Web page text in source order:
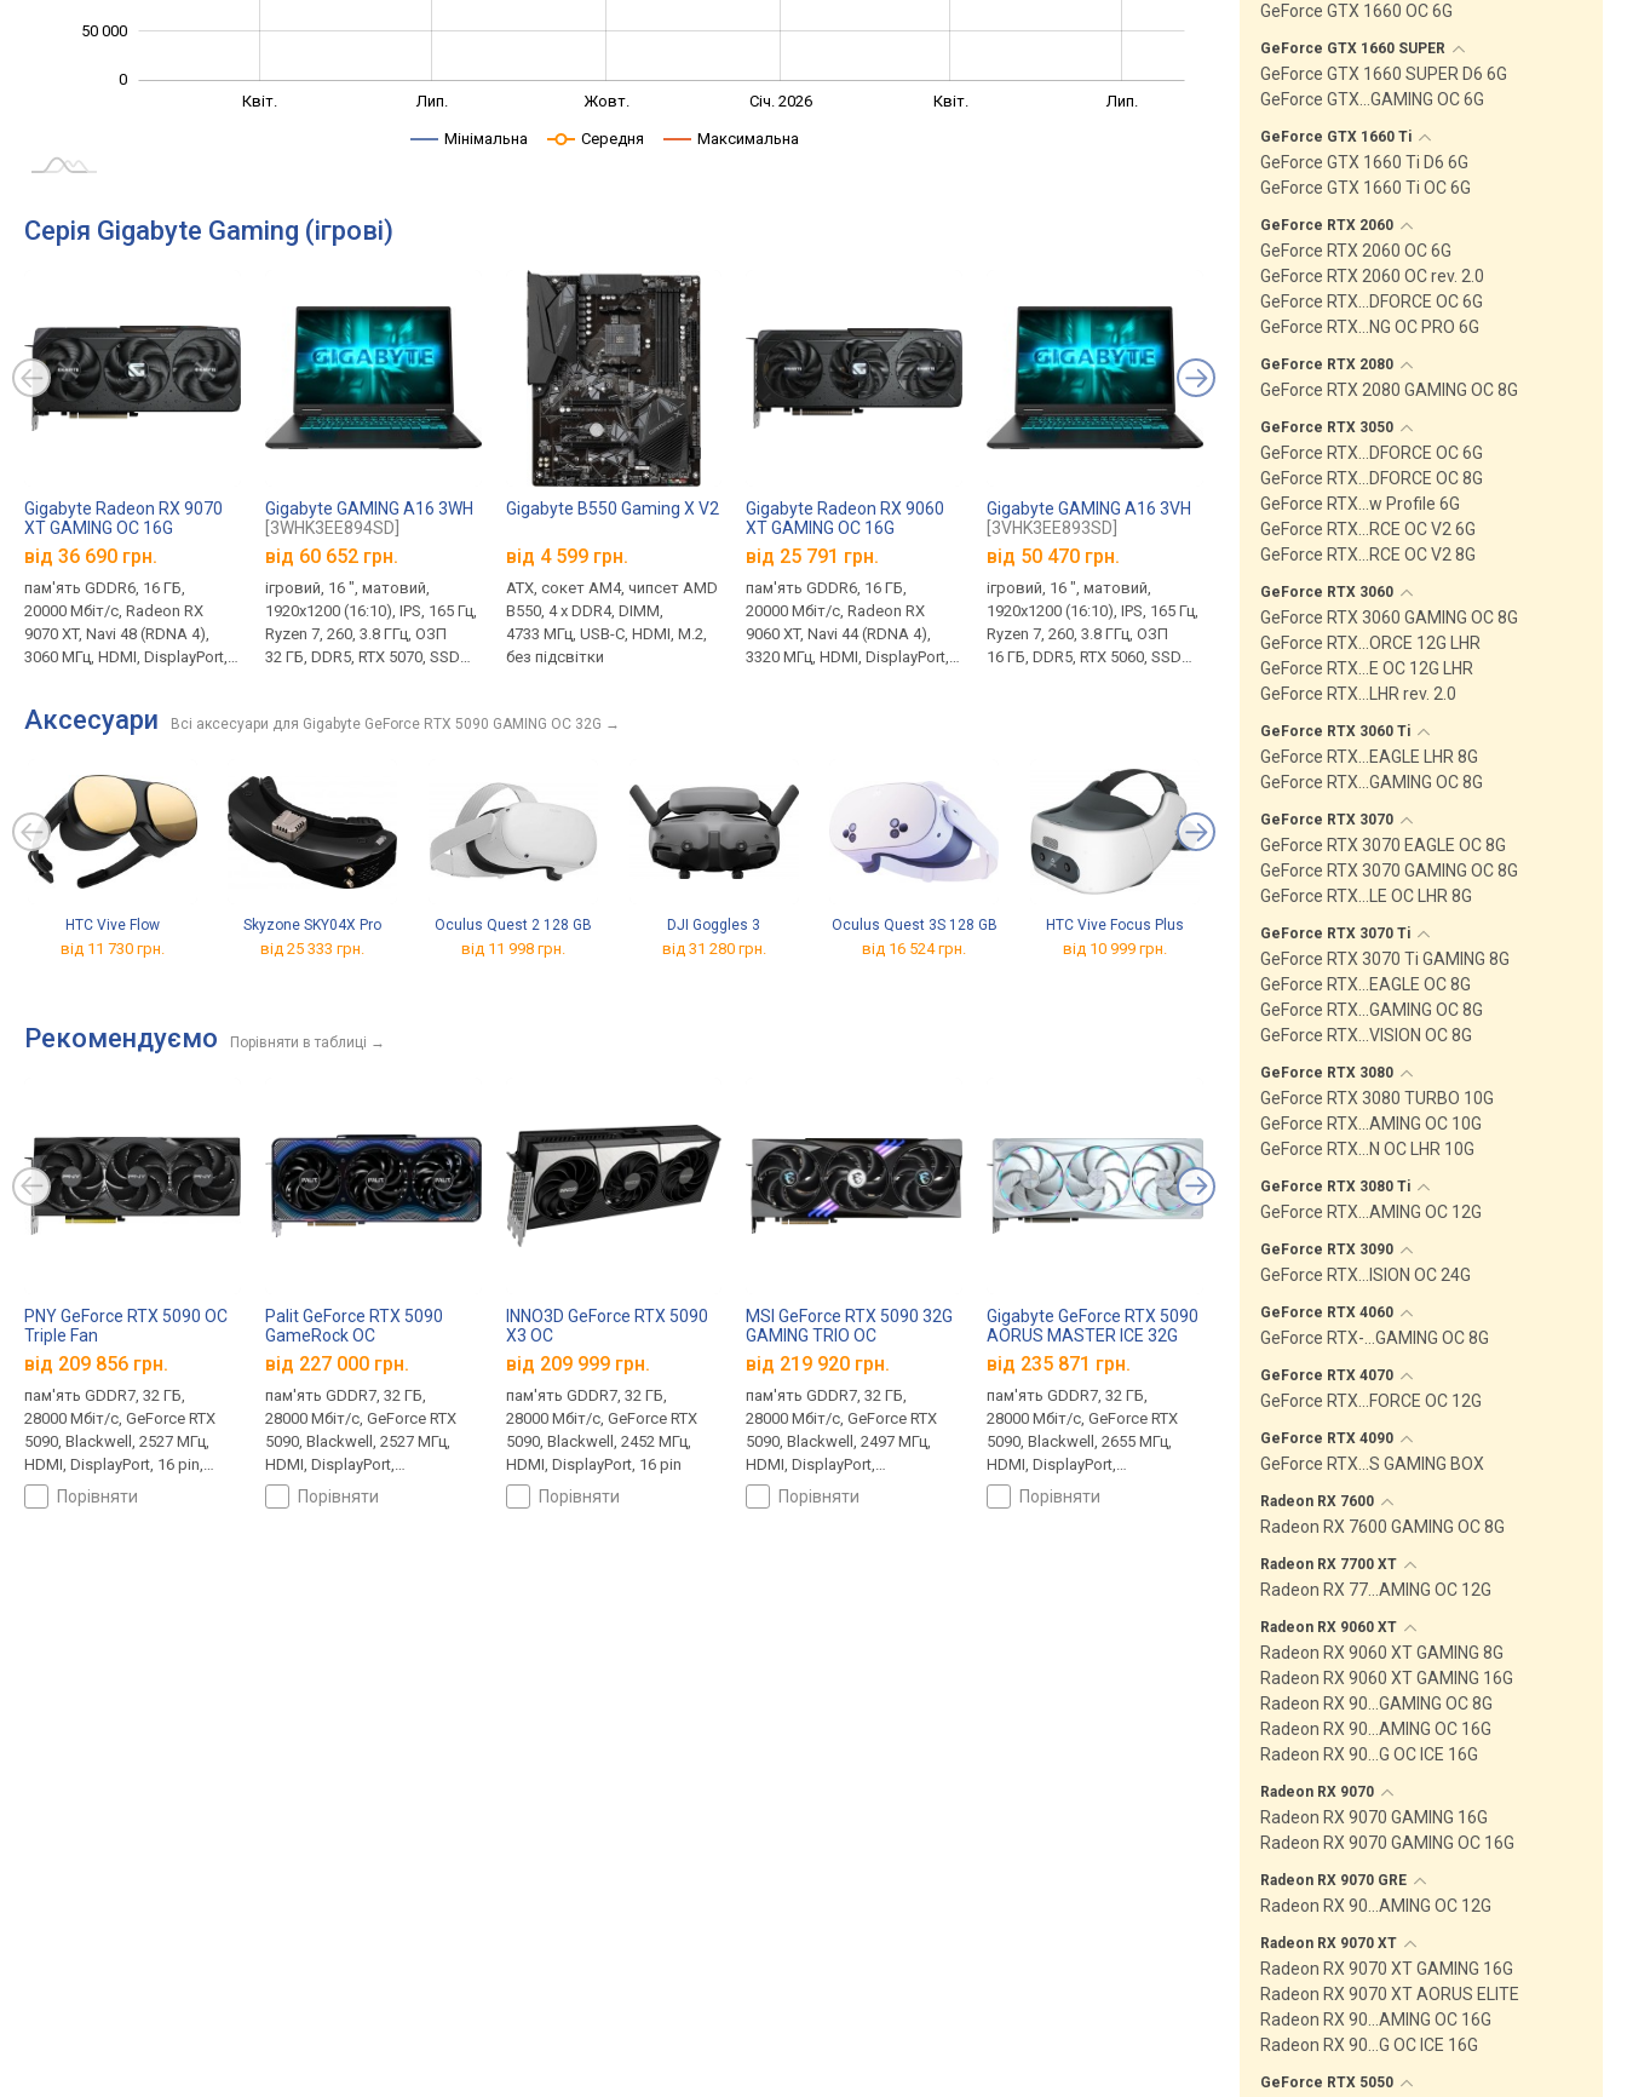
0
50 000
Квіт. Лип. Жовт. Січ. 2026 Квіт. Лип.
Мінімальна Середня Максимальна
Серія Gigabyte Gaming (ігрові)
Gigabyte Radeon RX 9070
XT GAMING OC 16G
від 36 690 грн.
пам'ять GDDR6, 16 ГБ,
20000 Мбіт/с, Radeon RX
9070 XT, Navi 48 (RDNA 4),
3060 МГц, HDMI, DisplayPort,
Gigabyte GAMING A16 3WH
[3WHK3EE894SD]
від 60 652 грн.
ігровий, 16 ", матовий,
1920x1200 (16:10), IPS, 165 Гц,
Ryzen 7, 260, 3.8 ГГц, ОЗП
32 ГБ, DDR5, RTX 5070, SSD
VR, 3D сканер обличчя, 2.2 кг
Gigabyte B550 Gaming X V2
від 4 599 грн.
ATX, сокет AM4, чипсет AMD
B550, 4 x DDR4, DIMM,
4733 МГц, USB-C, HDMI, M.2,
без підсвітки
Gigabyte Radeon RX 9060
XT GAMING OC 16G
від 25 791 грн.
пам'ять GDDR6, 16 ГБ,
20000 Мбіт/с, Radeon RX
9060 XT, Navi 44 (RDNA 4),
3320 МГц, HDMI, DisplayPort,
Gigabyte GAMING A16 3VH
[3VHK3EE893SD]
від 50 470 грн.
ігровий, 16 ", матовий,
1920x1200 (16:10), IPS, 165 Гц,
Ryzen 7, 260, 3.8 ГГц, ОЗП
16 ГБ, DDR5, RTX 5060, SSD
Gigabyte B760M GAMING X
DDR4 GEN5
від 6 259 грн.
micro-ATX, сокет LGA 1700,
чипсет Intel B760, 4 x DDR4,
DIMM, 5333 МГц, USB-C,
HDMI, DisplayPort, M.2, LAN
2.5 Гбіт/с, охолодження M.2,
без підсвітки
Ti GAMING OC 16G
від 54 364 грн.
28000 Мбіт/с,
5070 Ti, Blackwell,
HDMI, DisplayPort,
підсвічування, 16
Аксесуари Всі аксесуари для Gigabyte GeForce RTX 5090 GAMING OC 32G →
HTC Vive Flow
від 11 730 грн.
Skyzone SKY04X Pro
від 25 333 грн.
Oculus Quest 2 128 GB
від 11 998 грн.
DJI Goggles 3
від 31 280 грн.
Oculus Quest 3S 128 GB
від 16 524 грн.
HTC Vive Focus Plus
від 10 999 грн.
Sony PlayStation VR2
2023 + Game
від 22 399 грн.
від 28 691 грн.
Рекомендуємо Порівняти в таблиці →
PNY GeForce RTX 5090 OC
Triple Fan
від 209 856 грн.
пам'ять GDDR7, 32 ГБ,
28000 Мбіт/с, GeForce RTX
5090, Blackwell, 2527 МГц,
HDMI, DisplayPort, 16 pin,
600 Втпорівняти
Palit GeForce RTX 5090
GameRock OC
від 227 000 грн.
пам'ять GDDR7, 32 ГБ,
28000 Мбіт/с, GeForce RTX
5090, Blackwell, 2527 МГц,
HDMI, DisplayPort,
підсвічування, 16 pin, 575 Вт
порівняти
INNO3D GeForce RTX 5090
X3 OC
від 209 999 грн.
пам'ять GDDR7, 32 ГБ,
28000 Мбіт/с, GeForce RTX
5090, Blackwell, 2452 МГц,
HDMI, DisplayPort, 16 pin
порівняти
MSI GeForce RTX 5090 32G
GAMING TRIO OC
від 219 920 грн.
пам'ять GDDR7, 32 ГБ,
28000 Мбіт/с, GeForce RTX
5090, Blackwell, 2497 МГц,
HDMI, DisplayPort,
підсвічування, 16 pin, 575 Вт
порівняти
Gigabyte GeForce RTX 5090
AORUS MASTER ICE 32G
від 235 871 грн.
пам'ять GDDR7, 32 ГБ,
28000 Мбіт/с, GeForce RTX
5090, Blackwell, 2655 МГц,
HDMI, DisplayPort,
підсвічування, 16 pin, White
Edition
порівняти
Gigabyte GeForce RTX 5090
AORUS MASTER 32G
від 238 844 грн.
пам'ять GDDR7, 32 ГБ,
5090, Blackwell, 2655 МГц,
HDMI, DisplayPort,
порівняти
VANGUARD SOC
пам'ять GDDR7, 32
HDMI, DisplayPort,
GeForce GTX 1660 OC 6G
GeForce GTX 1660 SUPER
GeForce GTX 1660 SUPER D6 6G
GeForce GTX…GAMING OC 6G
GeForce GTX 1660 Ti
GeForce GTX 1660 Ti D6 6G
GeForce GTX 1660 Ti OC 6G
GeForce RTX 2060
GeForce RTX 2060 OC 6G
GeForce RTX 2060 OC rev. 2.0
GeForce RTX…DFORCE OC 6G
GeForce RTX…NG OC PRO 6G
GeForce RTX 2080
GeForce RTX 2080 GAMING OC 8G
GeForce RTX 3050
GeForce RTX…DFORCE OC 6G
GeForce RTX…DFORCE OC 8G
GeForce RTX…w Profile 6G
GeForce RTX…RCE OC V2 6G
GeForce RTX…RCE OC V2 8G
GeForce RTX 3060
GeForce RTX 3060 GAMING OC 8G
GeForce RTX…ORCE 12G LHR
GeForce RTX…E OC 12G LHR
GeForce RTX…LHR rev. 2.0
GeForce RTX 3060 Ti
GeForce RTX…EAGLE LHR 8G
GeForce RTX…GAMING OC 8G
GeForce RTX 3070
GeForce RTX 3070 EAGLE OC 8G
GeForce RTX 3070 GAMING OC 8G
GeForce RTX…LE OC LHR 8G
GeForce RTX 3070 Ti
GeForce RTX 3070 Ti GAMING 8G
GeForce RTX…EAGLE OC 8G
GeForce RTX…GAMING OC 8G
GeForce RTX…VISION OC 8G
GeForce RTX 3080
GeForce RTX 3080 TURBO 10G
GeForce RTX…AMING OC 10G
GeForce RTX…N OC LHR 10G
GeForce RTX 3080 Ti
GeForce RTX…AMING OC 12G
GeForce RTX 3090
GeForce RTX…ISION OC 24G
GeForce RTX 4060
GeForce RTX-…GAMING OC 8G
GeForce RTX 4070
GeForce RTX…FORCE OC 12G
GeForce RTX 4090
GeForce RTX…S GAMING BOX
Radeon RX 7600
Radeon RX 7600 GAMING OC 8G
Radeon RX 7700 XT
Radeon RX 77…AMING OC 12G
Radeon RX 9060 XT
Radeon RX 9060 XT GAMING 8G
Radeon RX 9060 XT GAMING 16G
Radeon RX 90…GAMING OC 8G
Radeon RX 90…AMING OC 16G
Radeon RX 90…G OC ICE 16G
Radeon RX 9070
Radeon RX 9070 GAMING 16G
Radeon RX 9070 GAMING OC 16G
Radeon RX 9070 GRE
Radeon RX 90…AMING OC 12G
Radeon RX 9070 XT
Radeon RX 9070 XT GAMING 16G
Radeon RX 9070 XT AORUS ELITE
Radeon RX 90…AMING OC 16G
Radeon RX 90…G OC ICE 16G
GeForce RTX 5050